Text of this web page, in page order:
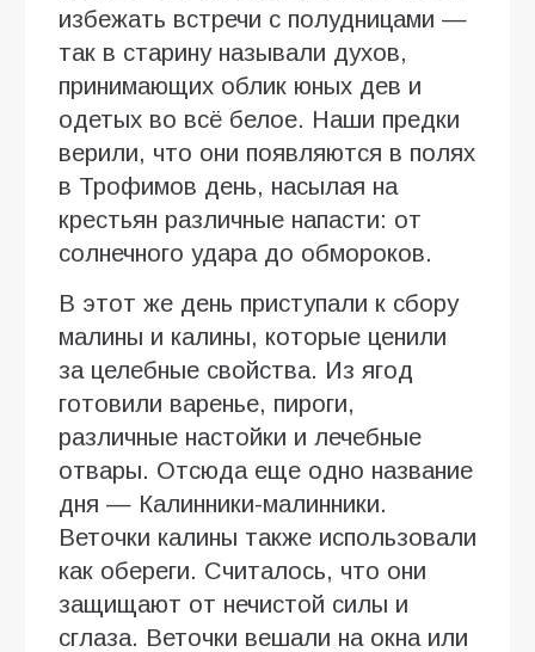
избежать встречи с полудницами —
так в старину называли духов,
принимающих облик юных дев и
одетых во всё белое. Наши предки
верили, что они появляются в полях
в Трофимов день, насылая на
крестьян различные напасти: от
солнечного удара до обмороков.
В этот же день приступали к сбору
малины и калины, которые ценили
за целебные свойства. Из ягод
готовили варенье, пироги,
различные настойки и лечебные
отвары. Отсюда еще одно название
дня — Калинники-малинники.
Веточки калины также использовали
как обереги. Считалось, что они
защищают от нечистой силы и
сглаза. Веточки вешали на окна или